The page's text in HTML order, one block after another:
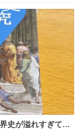
史が溢れすぎてて